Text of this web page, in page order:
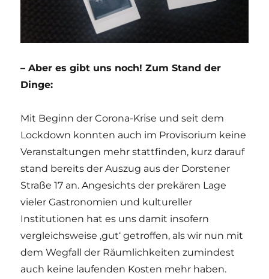
– Aber es gibt uns noch! Zum Stand der
Dinge:
Mit Beginn der Corona-Krise und seit dem
Lockdown konnten auch im Provisorium keine
Veranstaltungen mehr stattfinden, kurz darauf
stand bereits der Auszug aus der Dorstener
Straße 17 an. Angesichts der prekären Lage
vieler Gastronomien und kultureller
Institutionen hat es uns damit insofern
vergleichsweise ‚gut‘ getroffen, als wir nun mit
dem Wegfall der Räumlichkeiten zumindest
auch keine laufenden Kosten mehr haben.